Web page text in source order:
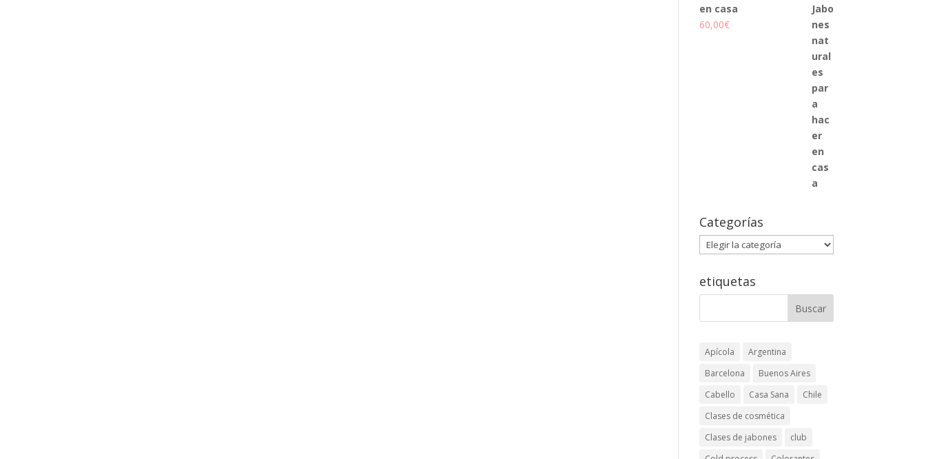
en casa
60,00€
Categorías
Categorías
etiquetas
Apícola
Argentina
Barcelona
Buenos Aires
Cabello
Casa Sana
Chile
Clases de cosmética
Clases de jabones
club